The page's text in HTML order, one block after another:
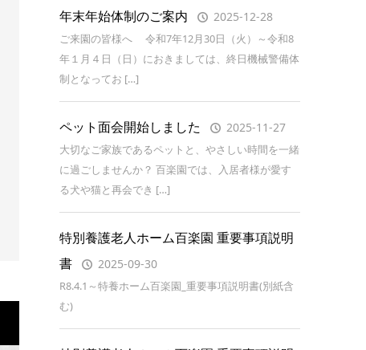
年末年始体制のご案内 2025-12-28
ご来園の皆様へ 令和7年12月30日（火）～令和8
年１月４日（日）におきましては、終日機械警備体
制となってお […]
ペット面会開始しました 2025-11-27
大切なご家族であるペットと、やさしい時間を一緒
に過ごしませんか？ 百楽園では、入居者様が愛す
る犬や猫と再会でき […]
特別養護老人ホーム百楽園 重要事項説明
書
2025-09-30
R8.4.1～特養ホーム百楽園_重要事項説明書(別紙含
む)